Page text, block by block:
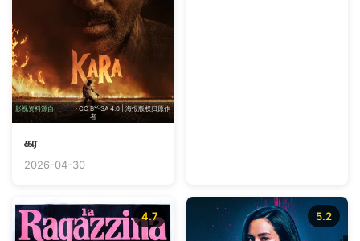
影视资料源自 TMDB· CC BY-SA 4.0 | 海报版权归原作
者
கர
2026-04-30
4.7 5.2